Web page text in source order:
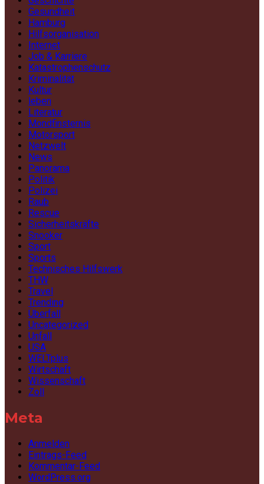
Gesundheit
Hamburg
Hilfsorganisation
Internet
Job & Karriere
Katastrophenschutz
Kriminalität
Kultur
leben
Literatur
Mondfinsternis
Motorsport
Netzwelt
News
Panorama
Politik
Polizei
Raub
Rescue
Sicherheitskräfte
Snooker
Sport
Sports
Technisches Hilfswerk
THW
Travel
Trending
Überfall
Uncategorized
Unfall
USA
WELTplus
Wirtschaft
Wissenschaft
Zoll
Meta
Anmelden
Eintrags-Feed
Kommentar-Feed
WordPress.org